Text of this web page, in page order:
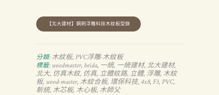
分類: 木紋板, PVC浮雕-木紋板
標籤: woodmaster, beida, 一統, 一統建材, 北大建材,
北大, 仿真木紋, 仿真, 立體紋路, 立體, 浮雕, 木紋
板, wood-master, 木紋合板, 環保科技, 4x8, F3, PVC,
新統, 木芯板, 木心板, 木師父